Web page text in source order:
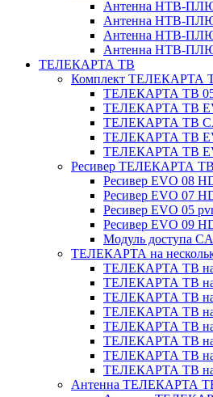
Антенна НТВ-
Антенна НТВ-
Антенна НТВ-
Антенна НТВ-
ТЕЛЕКАРТА ТВ
Комплект ТЕЛЕКАРТА
ТЕЛЕКАРТА ТВ
ТЕЛЕКАРТА ТВ
ТЕЛЕКАРТА ТВ
ТЕЛЕКАРТА ТВ
ТЕЛЕКАРТА ТВ
Ресивер ТЕЛЕКАРТА ТВ
Ресивер EVO 08
Ресивер EVO 07
Ресивер EVO 05
Ресивер EVO 09
Модуль доступа
ТЕЛЕКАРТА на
ТЕЛЕКАРТА ТВ
ТЕЛЕКАРТА ТВ
ТЕЛЕКАРТА ТВ
ТЕЛЕКАРТА ТВ
ТЕЛЕКАРТА ТВ
ТЕЛЕКАРТА ТВ
ТЕЛЕКАРТА ТВ
ТЕЛЕКАРТА ТВ
Антенна ТЕЛЕКАРТА